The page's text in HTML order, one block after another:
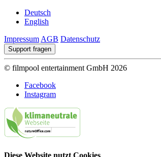
Deutsch
English
Impressum AGB Datenschutz
Support fragen
© filmpool entertainment GmbH 2026
Facebook
Instagram
Diese Website nutzt Cookies